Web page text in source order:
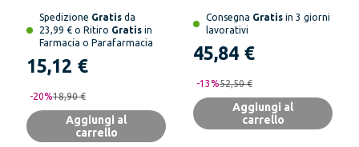
Spedizione Gratis da
23,99 € o Ritiro Gratis in
Farmacia o Parafarmacia
15,12 €
-20%18,90 €
Aggiungi al
carrello
Consegna Gratis in 3 giorni
lavorativi
45,84 €
-13%52,50 €
Aggiungi al
carrello